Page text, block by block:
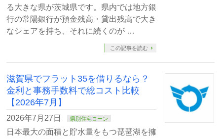
る大きな県が茨城県です。県内では地方銀
行の常陽銀行が預金残高・貸出残高で大き
なシェアを持ち、それに続くのが …
この記事を読む
滋賀県でフラット35を借りるなら？
金利と事務手数料で総コスト比較
【2026年7月】
2026年7月27日 県別住宅ローン
日本最大の面積と貯水量をもつ琵琶湖を擁